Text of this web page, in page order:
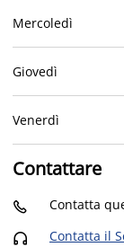
Mercoledì
Giovedì
Venerdì
Contattare
 Contatta
 Contatta il